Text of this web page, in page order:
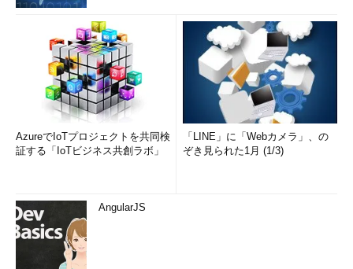
AzureでIoTプロジェクトを共同検
証する「IoTビジネス共創ラボ」
「LINE」に「Webカメラ」、の
ぞき見られた1月 (1/3)
AngularJS